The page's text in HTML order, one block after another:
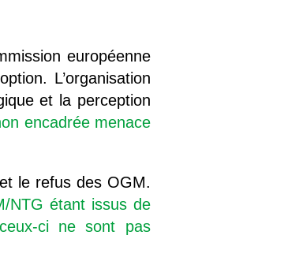
européenne
L’organisation
et la perception
encadrée menace
le refus des OGM.
NTG étant issus de
ci ne sont pas